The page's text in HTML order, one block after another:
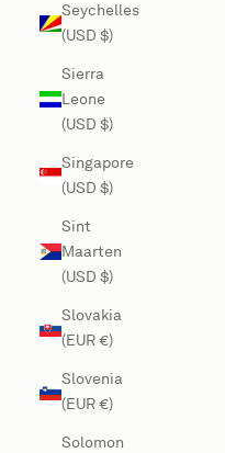
Seychelles
(USD $)
Sierra
Leone
(USD $)
Singapore
(USD $)
Sint
Maarten
(USD $)
Slovakia
(EUR €)
Slovenia
(EUR €)
Solomon